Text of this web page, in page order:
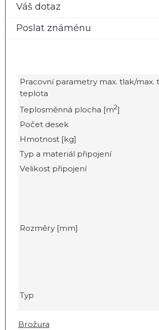
Váš dotaz
Poslat známénu
Pracovní parametry max. tlak/max.
teplota
Teplosměnná plocha [m2]
Počet desek
Hmotnost [kg]
Typ a materiál připojení
Velikost připojení
Rozměry [mm]
Typ
Brožura